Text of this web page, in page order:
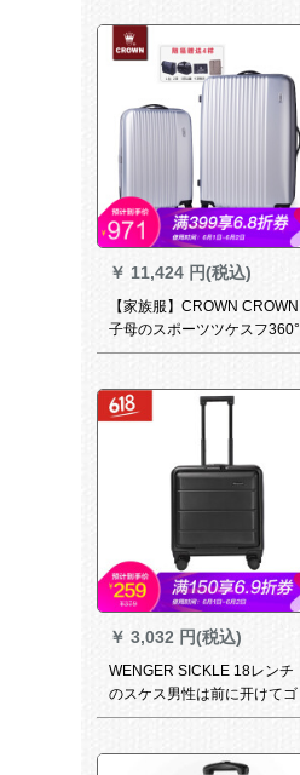
￥ 11,424 円(税込)
【家族服】CROWN CROWN
子母のスポーツツケスフ360°
キャスター旅行に乗りコツコ
す。男女5161銀色(旅行袋+整
理バケット+洗濯ホール+防塵
カバードをプレゼントしま
す。)20センチルドレン
￥ 3,032 円(税込)
WENGER SICKLE 18レンチ
のスケス男性は前に开けてゴ
ンピルの机内をカバにしま
ます。軽く取ります。フィッ